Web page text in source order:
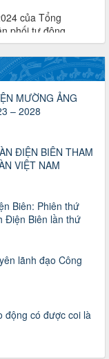
về các cấp
xếp tổ chức bộ
hiệu lực, hiệu
động của
quan đến
cơ sở
MƯỜNG ẢNG
– 2028
ĐIỆN BIÊN THAM
VIỆT NAM
Biên: Phiên thứ
Điện Biên lần thứ
lãnh đạo Công
động có được coi là